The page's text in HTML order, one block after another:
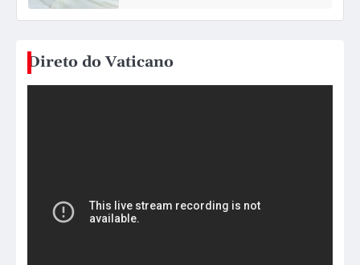
Direto do Vaticano